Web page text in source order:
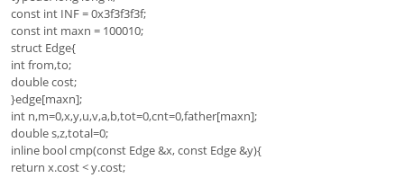
const int INF = 0x3f3f3f3f;
const int maxn = 100010;
struct Edge{
int from,to;
double cost;
}edge[maxn];
int n,m=0,x,y,u,v,a,b,tot=0,cnt=0,father[maxn];
double s,z,total=0;
inline bool cmp(const Edge &x, const Edge &y){
return x.cost < y.cost;